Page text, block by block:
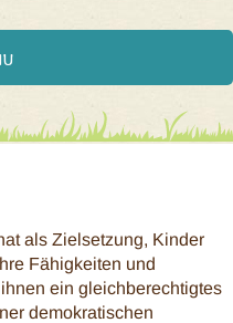
als Zielsetzung, Kinder
Fähigkeiten und
ein gleichberechtigtes
demokratischen